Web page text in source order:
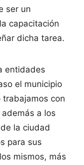
ser un
capacitación
dicha tarea.
entidades
el municipio
trabajamos con
a los
la ciudad
para sus
mismos, más